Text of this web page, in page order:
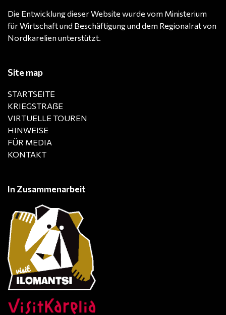
Die Entwicklung dieser Website wurde vom Ministerium
für Wirtschaft und Beschäftigung und dem Regionalrat von
Nordkarelien unterstützt.
Site map
STARTSEITE
KRIEGSTRAẞE
VIRTUELLE TOUREN
HINWEISE
FÜR MEDIA
KONTAKT
In Zusammenarbeit